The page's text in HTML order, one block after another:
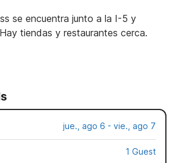
se encuentra junto a la I-5 y
tiendas y restaurantes cerca.
jue., ago 6 - vie., ago 7
1 Guest